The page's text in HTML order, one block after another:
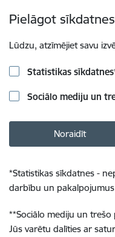
Pielāgot sīkdatnes
Lūdzu, atzīmējiet savu
Statistikas sīkdatnes
Sociālo mediju un
Noraidīt
*Statistikas sīkdatnes -
darbību un
**Sociālo mediju un trešo
Jūs varētu dalīties ar